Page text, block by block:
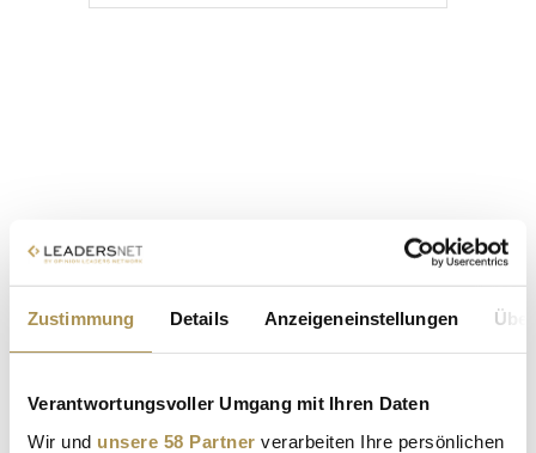
Zustimmung Details Anzeigeneinstellungen
Verantwortungsvoller Umgang mit Ihren Daten
Wir und unsere 58 Partner verarbeiten Ihre persönlichen